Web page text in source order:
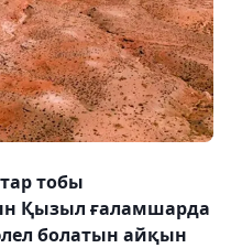
тобы
Қызыл ғаламшарда
болатын айқын